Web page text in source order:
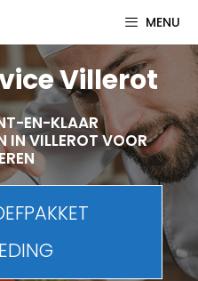
MENU
Villerot
EN-KLAAR
IN VILLEROT VOOR